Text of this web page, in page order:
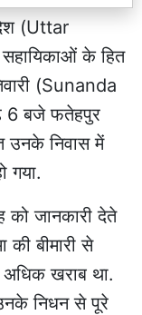
(Uttar
के हित
(Sunanda
6 बजे फतेहपुर
निवास में
गया.
को जानकारी देते
बीमारी से
अधिक खराब था.
निधन से पूरे